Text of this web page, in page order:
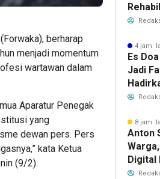
berharap
menjadi momentum
wartawan dalam
Aparatur Penegak
yang
dewan pers. Pers
kata Ketua
(9/2).
Dibuka
4 jam
Es
Jadi
Es
8 jam
Anton
Digital